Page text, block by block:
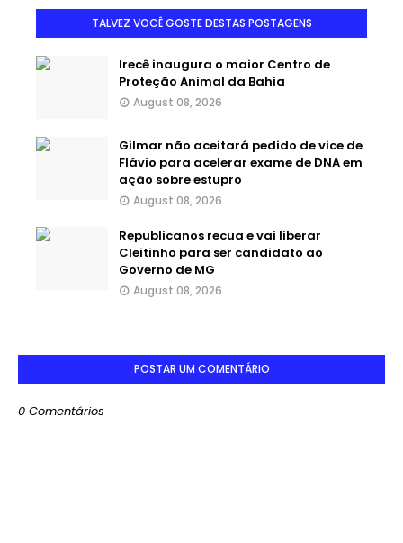
TALVEZ VOCÊ GOSTE DESTAS POSTAGENS
Irecê inaugura o maior Centro de
Proteção Animal da Bahia
August 08, 2026
Gilmar não aceitará pedido de vice de
Flávio para acelerar exame de DNA em
ação sobre estupro
August 08, 2026
Republicanos recua e vai liberar
Cleitinho para ser candidato ao
Governo de MG
August 08, 2026
POSTAR UM COMENTÁRIO
0 Comentários